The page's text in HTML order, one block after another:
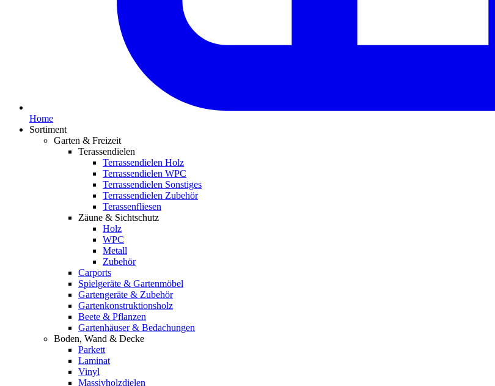
Home
Sortiment
Garten & Freizeit
Terassendielen
Terrassendielen Holz
Terrassendielen WPC
Terrassendielen Sonstiges
Terrassendielen Zubehör
Terassenfliesen
Zäune & Sichtschutz
Holz
WPC
Metall
Zubehör
Carports
Spielgeräte & Gartenmöbel
Gartengeräte & Zubehör
Gartenkonstruktionsholz
Beete & Pflanzen
Gartenhäuser & Bedachungen
Boden, Wand & Decke
Parkett
Laminat
Vinyl
Massivholzdielen